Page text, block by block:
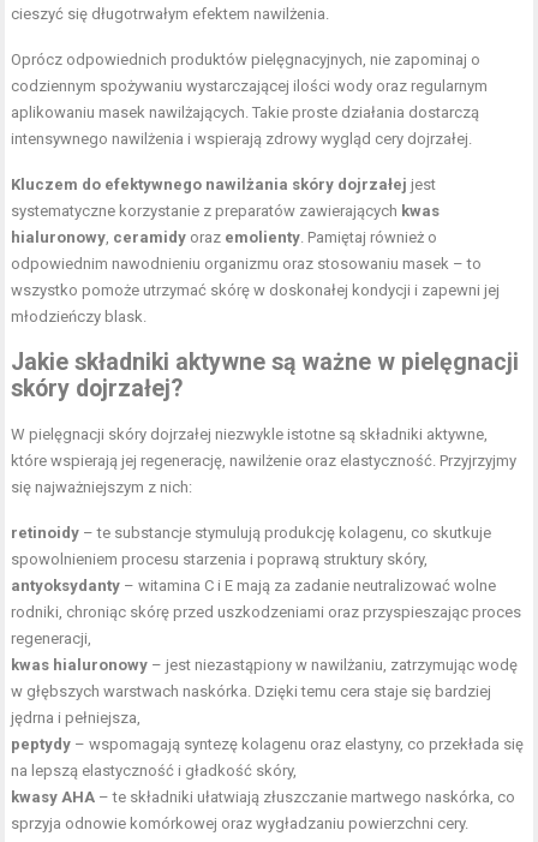
cieszyć się długotrwałym efektem nawilżenia.
Oprócz odpowiednich produktów pielęgnacyjnych, nie zapominaj o
codziennym spożywaniu wystarczającej ilości wody oraz regularnym
aplikowaniu masek nawilżających. Takie proste działania dostarczą
intensywnego nawilżenia i wspierają zdrowy wygląd cery dojrzałej.
Kluczem do efektywnego nawilżania skóry dojrzałej jest
systematyczne korzystanie z preparatów zawierających kwas
hialuronowy, ceramidy oraz emolienty. Pamiętaj również o
odpowiednim nawodnieniu organizmu oraz stosowaniu masek – to
wszystko pomoże utrzymać skórę w doskonałej kondycji i zapewni jej
młodzieńczy blask.
Jakie składniki aktywne są ważne w pielęgnacji
skóry dojrzałej?
W pielęgnacji skóry dojrzałej niezwykle istotne są składniki aktywne,
które wspierają jej regenerację, nawilżenie oraz elastyczność. Przyjrzyjmy
się najważniejszym z nich:
retinoidy – te substancje stymulują produkcję kolagenu, co skutkuje
spowolnieniem procesu starzenia i poprawą struktury skóry,
antyoksydanty – witamina C i E mają za zadanie neutralizować wolne
rodniki, chroniąc skórę przed uszkodzeniami oraz przyspieszając proces
regeneracji,
kwas hialuronowy – jest niezastąpiony w nawilżaniu, zatrzymując wodę
w głębszych warstwach naskórka. Dzięki temu cera staje się bardziej
jędrna i pełniejsza,
peptydy – wspomagają syntezę kolagenu oraz elastyny, co przekłada się
na lepszą elastyczność i gładkość skóry,
kwasy AHA – te składniki ułatwiają złuszczanie martwego naskórka, co
sprzyja odnowie komórkowej oraz wygładzaniu powierzchni cery.